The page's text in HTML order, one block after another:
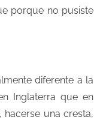
porque no pusiste
diferente a la
Inglaterra que en
hacerse una cresta,